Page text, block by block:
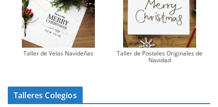
Taller de Velas Navideñas
Taller de Postales Originales de
Navidad
Talleres Colegios